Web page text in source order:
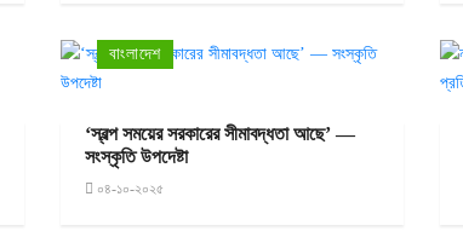
বাংলাদেশ
‘স্বল্প সময়ের সরকারের সীমাবদ্ধতা আছে’ —
সংস্কৃতি উপদেষ্টা
০৪-১০-২০২৫